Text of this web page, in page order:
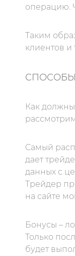
операцию.
Таким
клиентов и
Как
Самый
дает
данных с
Трейдер
на сайте
Бонусы –
Только
будет